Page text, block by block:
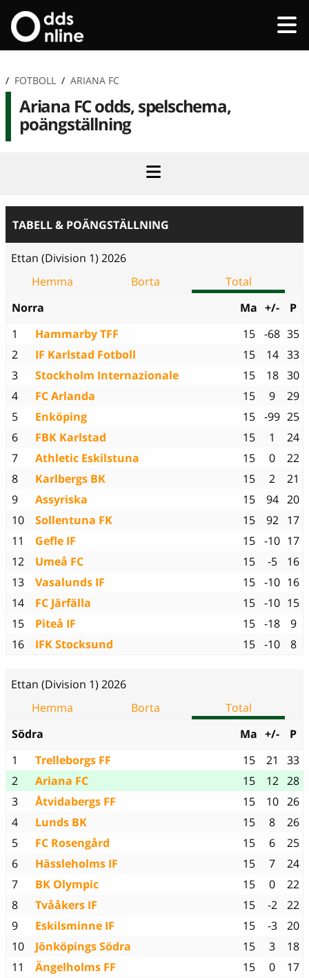
/ FOTBOLL / ARIANA FC
Ariana FC odds, spelschema,
poängställning
TABELL & POÄNGSTÄLLNING
Ettan (Division 1) 2026
Hemma
Borta
Total
Norra
Ma +/-
P
1
Hammarby TFF 15 -68 35
2
IF Karlstad Fotboll 15 14 33
3
Stockholm Internazionale 15 18 30
4
FC Arlanda 15 9
29
5
Enköping 15 -99 25
6
FBK Karlstad 15 1
24
7
Athletic Eskilstuna 15 0
22
8
Karlbergs BK 15 2
21
9
Assyriska 15 94 20
10
Sollentuna FK 15 92
17
11
Gefle IF 15 -10 17
12
Umeå FC 15 -5
16
13
Vasalunds IF 15 -10 16
14
FC Järfälla 15 -10 15
15
Piteå IF 15 -18
9
16
IFK Stocksund 15 -10 8
Ettan (Division 1) 2026
Hemma
Borta
Total
Södra
Ma +/-
P
1
Trelleborgs FF 15 21
33
2
Ariana FC 15 12 28
3
Åtvidabergs FF 15 10 26
4
Lunds BK 15 8
26
5
FC Rosengård 15 6
25
6
Hässleholms IF 15 7
24
7
BK Olympic 15 0
22
8
Tvååkers IF 15 -2
22
9
Eskilsminne IF 15 -3
20
10
Jönköpings Södra 15 3
18
11
Ängelholms FF 15 0
17